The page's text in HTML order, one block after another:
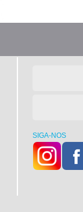
SIGA-NOS